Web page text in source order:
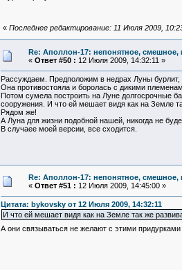
« Последнее редактирование: 11 Июля 2009,
Re: Аполлон-17: непонятное, смешное,
« Ответ #50 : 12 Июля 2009, 14:32:11 »
Рассуждаем. Предположим в недрах Луны
Она противостояла и боролась с дикими
Потом сумела построить на Луне долгосрочные
сооружения. И что ей мешает видя как на Земле
Рядом же!
А Луна для жизни подобной нашей, никогда не
В случаее моей версии, все сходится.
Re: Аполлон-17: непонятное, смешное,
« Ответ #51 : 12 Июля 2009, 14:45:00 »
Цитата: bykovsky от 12 Июля 2009, 14:32:11
И что ей мешает видя как на Земле так же
А они связываться не желают с этими придурками